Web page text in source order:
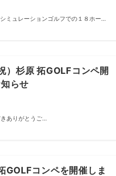
ミュレーションゴルフでの１８ホー…
杉原 拓GOLFコンペ開
らせ
ありがとうご…
コンペを開催しま